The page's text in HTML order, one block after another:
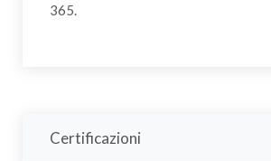
365.
Certificazioni